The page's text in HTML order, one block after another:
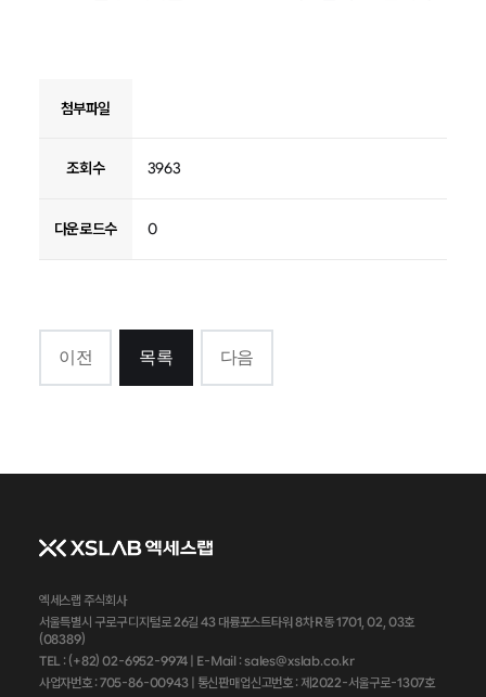
첨부파일
조회수 3963
다운로드수 0
이전 목록 다음
엑세스랩 주식회사
서울특별시 구로구 디지털로 26길 43 대륭포스트타워 8차 R동 1701, 02, 03호
(08389)
TEL : (+82) 02-6952-9974 |
E-Mail : sales@xslab.co.kr
사업자번호 : 705-86-00943| 통신판매업신고번호 : 제2022-서울구로-1307호